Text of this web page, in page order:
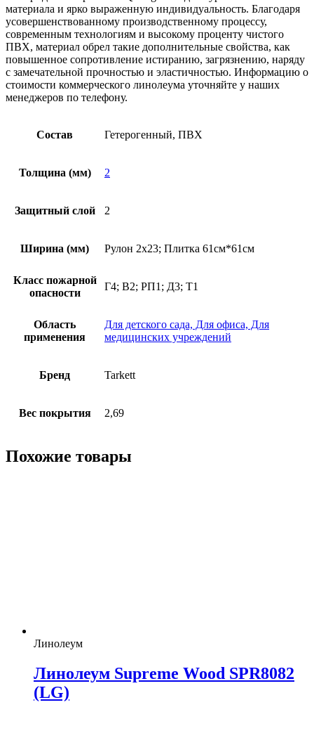
материала и ярко выраженную индивидуальность. Благодаря
усовершенствованному производственному процессу,
современным технологиям и высокому проценту чистого
ПВХ, материал обрел такие дополнительные свойства, как
повышенное сопротивление истиранию, загрязнению, наряду
с замечательной прочностью и эластичностью. Информацию о
стоимости коммерческого линолеума уточняйте у наших
менеджеров по телефону.
Состав Гетерогенный, ПВХ
Толщина (мм) 2
Защитный слой 2
Ширина (мм) Рулон 2х23; Плитка 61см*61см
Класс пожарной
опасности
Г4; В2; РП1; Д3; Т1
Область
применения
Для детского сада, Для офиса, Для
медицинских учреждений
Бренд Tarkett
Вес покрытия 2,69
Похожие товары
Линолеум
Линолеум Supreme Wood SPR8082
(LG)